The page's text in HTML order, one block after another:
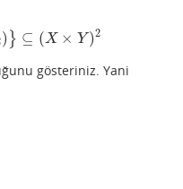
) } ⊆ (X × Y)2
) 2
gösteriniz. Yani